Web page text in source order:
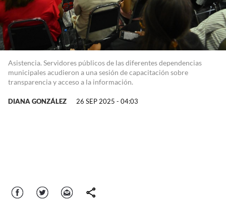
Asistencia. Servidores públicos de las diferentes dependencias
municipales acudieron a una sesión de capacitación sobre
transparencia y acceso a la información.
DIANA GONZÁLEZ 26 SEP 2025 - 04:03
Facebook Twitter Correo comparte